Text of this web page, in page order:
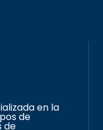
en la
de
de